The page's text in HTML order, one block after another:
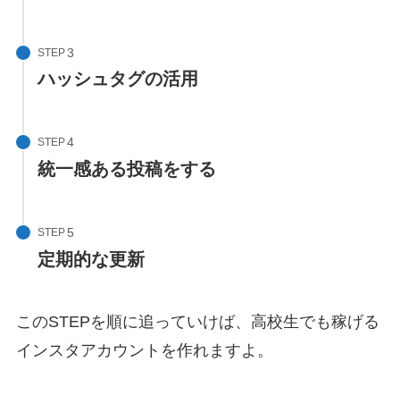
STEP
ハッシュタグの活用
STEP
統一感ある投稿をする
STEP
定期的な更新
このSTEPを順に追っていけば、高校生でも稼げる
インスタアカウントを作れますよ。